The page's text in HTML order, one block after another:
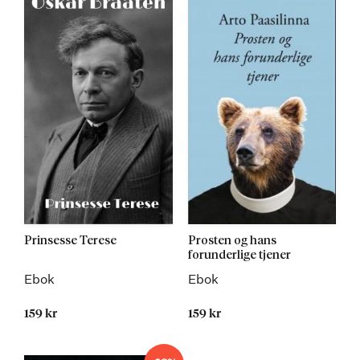
Prinsesse Terese
Ebok
159 kr
Prosten og hans
forunderlige tjener
Ebok
159 kr